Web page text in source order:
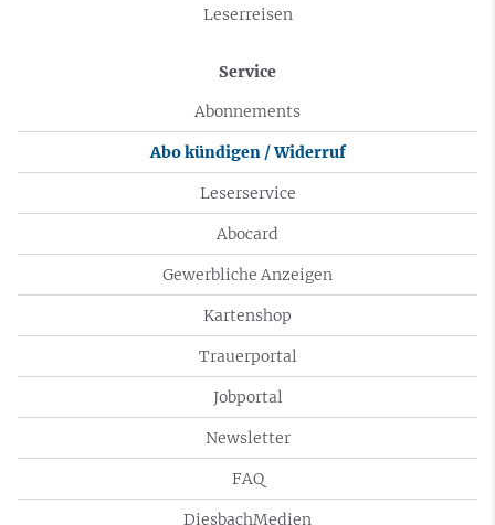
Leserreisen
Service
Abonnements
Abo kündigen / Widerruf
Leserservice
Abocard
Gewerbliche Anzeigen
Kartenshop
Trauerportal
Jobportal
Newsletter
FAQ
DiesbachMedien